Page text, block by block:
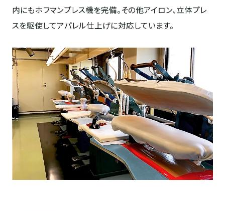
内にもホフマンプレス機を完備。その他アイロン、立体プレ
スを駆使してアパレル仕上げに対応しています。